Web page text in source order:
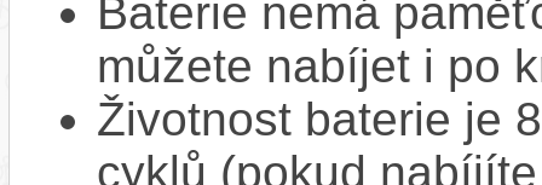
Baterie nemá
můžete nabíjet i po
Životnost baterie je
cyklů (pokud